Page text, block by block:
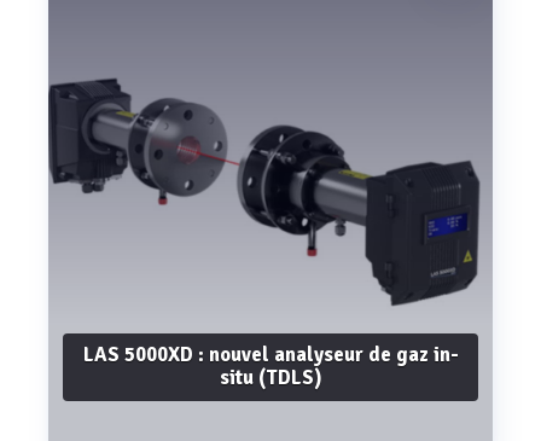
LAS 5000XD : nouvel analyseur de gaz in-
situ (TDLS)